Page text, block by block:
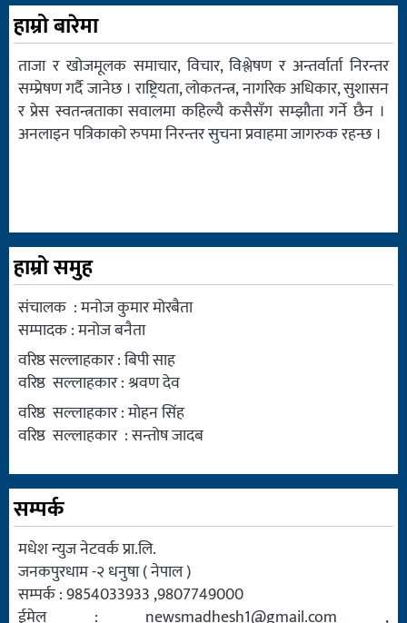
हाम्रो बारेमा
ताजा र खोजमूलक समाचार, विचार, विश्लेषण र अन्तर्वार्ता निरन्तर
सम्प्रेषण गर्दै जानेछ । राष्ट्रियता, लोकतन्त्र, नागरिक अधिकार, सुशासन
र प्रेस स्वतन्त्रताका सवालमा कहिल्यै कसैसँग सम्झौता गर्ने छैन ।
अनलाइन पत्रिकाको रुपमा निरन्तर सुचना प्रवाहमा जागरुक रहन्छ ।
हाम्रो समुह
संचालक : मनोज कुमार मोरबैता
सम्पादक : मनोज बनैता
वरिष्ठ सल्लाहकार : बिपी साह
वरिष्ठ सल्लाहकार : श्रवण देव
वरिष्ठ सल्लाहकार : मोहन सिंह
वरिष्ठ सल्लाहकार : सन्तोष जादब
सम्पर्क
मधेश न्युज नेटवर्क प्रा.लि.
जनकपुरधाम -२ धनुषा ( नेपाल )
सम्पर्क : 9854033933 ,9807749000